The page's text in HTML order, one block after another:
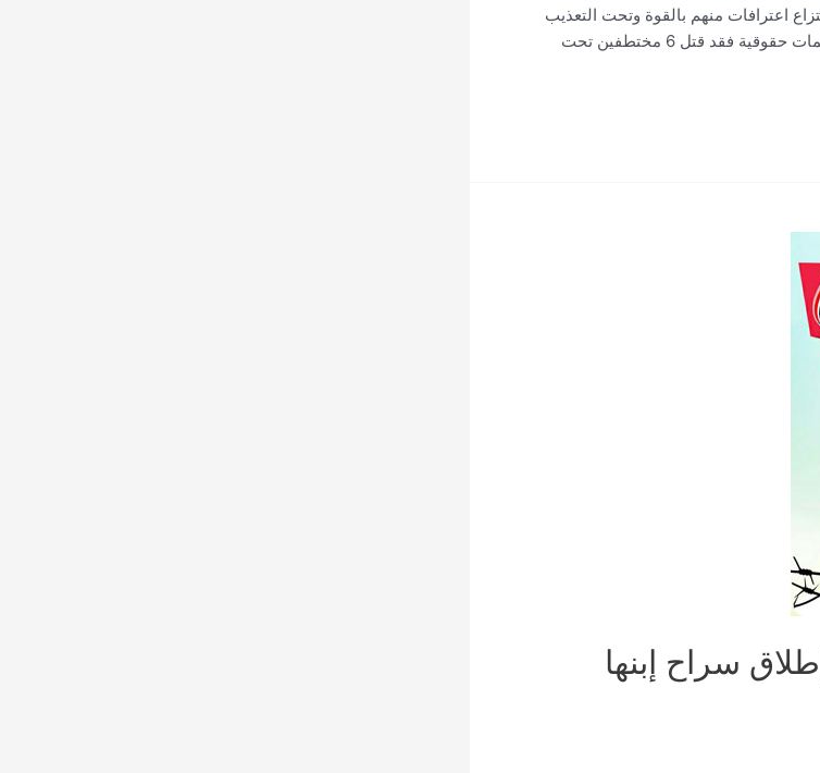
اعترافات منهم بالقوة وتحت التعذيب
الوحشي الجسدي والنفسي بمختلف وسائل التعذيب. وبحسب إحصائيات لمنظمات حقوقية فقد قتل 6 مختطفين تحت
سراح إبنها